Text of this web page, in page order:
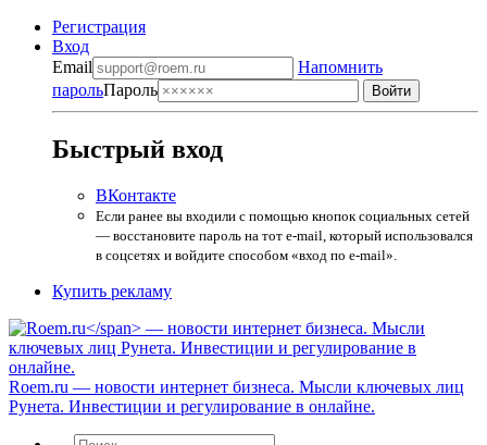
Регистрация
Вход
Email
Напомнить
парольПароль
Быстрый вход
ВКонтакте
Если ранее вы входили с помощью кнопок социальных сетей
— восстановите пароль на тот e-mail, который использовался
в соцсетях и войдите способом «вход по e-mail».
Купить рекламу
Roem.ru — новости интернет бизнеса. Мысли ключевых лиц
Рунета. Инвестиции и регулирование в онлайне.